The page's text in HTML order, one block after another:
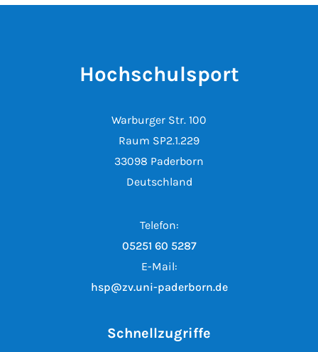
Hochschulsport
Warburger Str. 100
Raum SP2.1.229
33098 Paderborn
Deutschland
Telefon:
05251 60 5287
E-Mail:
hsp@zv.uni-paderborn.de
Schnellzugriffe